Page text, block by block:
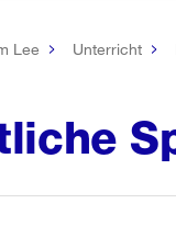
Lee Unterricht